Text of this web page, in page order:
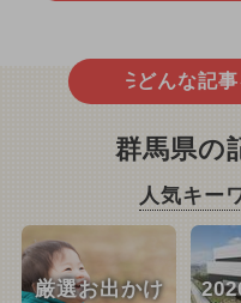
どんな記
群馬県の
人気キー
厳選お出かけ